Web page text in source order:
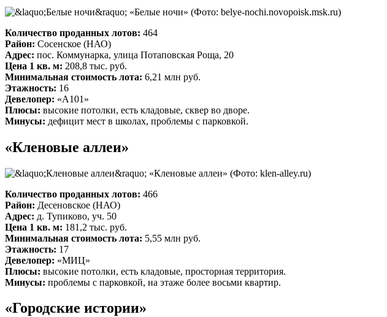
«Белые ночи» (Фото: belye-nochi.novopoisk.msk.ru)
Количество проданных лотов: 464
Район: Сосенское (НАО)
Адрес: пос. Коммунарка, улица Потаповская Роща, 20
Цена 1 кв. м: 208,8 тыс. руб.
Минимальная стоимость лота: 6,21 млн руб.
Этажность: 16
Девелопер: «А101»
Плюсы: высокие потолки, есть кладовые, сквер во дворе.
Минусы: дефицит мест в школах, проблемы с парковкой.
«Кленовые аллеи»
«Кленовые аллеи» (Фото: klen-alley.ru)
Количество проданных лотов: 466
Район: Десеновское (НАО)
Адрес: д. Тупиково, уч. 50
Цена 1 кв. м: 181,2 тыс. руб.
Минимальная стоимость лота: 5,55 млн руб.
Этажность: 17
Девелопер: «МИЦ»
Плюсы: высокие потолки, есть кладовые, просторная территория.
Минусы: проблемы с парковкой, на этаже более восьми квартир.
«Городские истории»